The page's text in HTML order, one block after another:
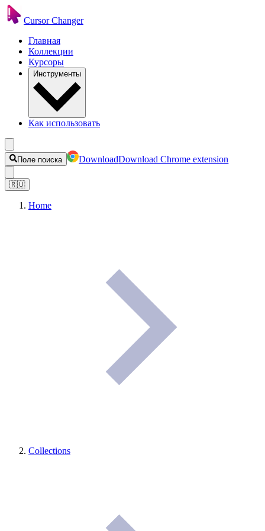
Cursor Changer
Главная
Коллекции
Курсоры
Инструменты
Как использовать
Поле поиска DownloadDownload Chrome extension
🇷🇺
Home
Collections